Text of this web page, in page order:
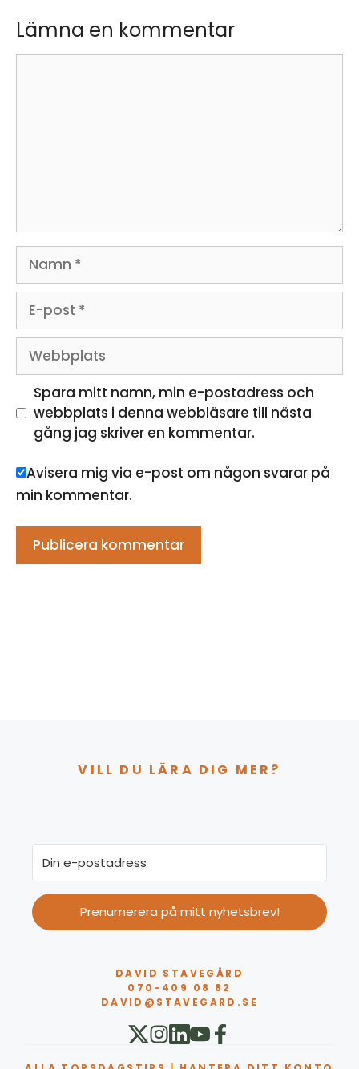
Lämna en kommentar
Namn
post
Webbplats
Spara mitt namn, min e-postadress och
webbplats i denna webbläsare till nästa
gång jag skriver en kommentar.
Avisera mig via e-post om någon svarar på
min kommentar.
VILL DU LÄRA DIG MER?
Prenumerera på mitt nyhetsbrev!
DAVID STAVEGÅRD
070-409 08 82
DAVID@STAVEGARD.SE